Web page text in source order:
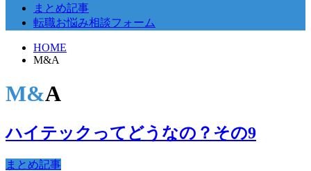
まとめ記事
転職お悩み相談フォーム
HOME
M&A
M&A
ハイテックってどうなの？その9
まとめ記事